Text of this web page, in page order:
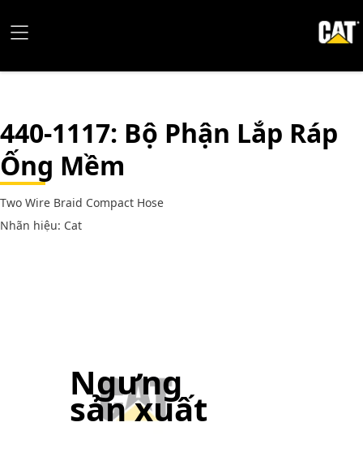
440-1117: Bộ Phận Lắp Ráp
Ống Mềm
Two Wire Braid Compact Hose
Nhãn hiệu: Cat
Ngưng
sản xuất